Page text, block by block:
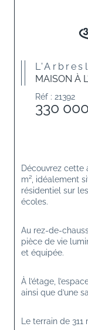
MAISON À
Réf : 21392
330
Découvrez cette
m², idéalement
résidentiel sur
écoles.
Au rez-de-
pièce de vie
et équipée.
À l’étage,
ainsi que d’une
Le terrain de